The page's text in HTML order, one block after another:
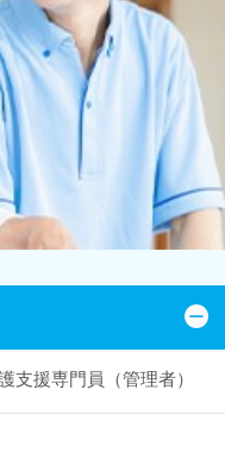
支援専門員（管理者）